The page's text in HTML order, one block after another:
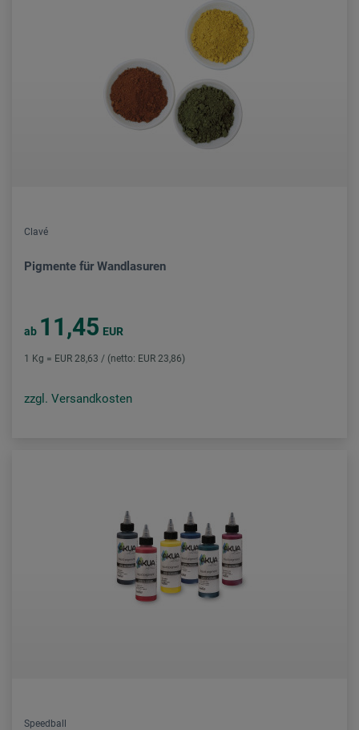
Clavé
Pigmente für Wandlasuren
ab 11,45 EUR
1 Kg = EUR 28,63 / (netto: EUR 23,86)
zzgl. Versandkosten
Speedball